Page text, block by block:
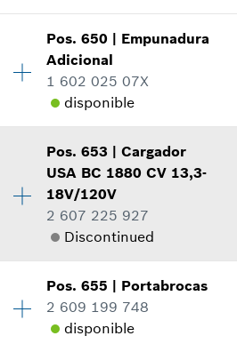
$2.36 *
Todos los precios incluyen IVA
$2.36 *
Precio grupal:14
Información sobre recambios
Donde usado
$2.36 *
Pos.650 | Empunadura
Adicional
1 602 025 07X
disponible
Precio grupal:26
Información sobre recambios
Donde usado
Mostrar en figura
$14.58 *
Pos.653 |Cargador
USA BC 1880 CV 13,3-
18V/120V
2 607 225 927
Discontinued
Precio grupal:41
Información sobre recambios
Pos.655 | Portabrocas
2 609 199 748
disponible